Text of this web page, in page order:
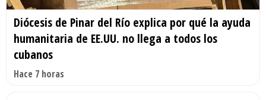
Diócesis de Pinar del Río explica por qué la ayuda
humanitaria de EE.UU. no llega a todos los
cubanos
Hace 7 horas